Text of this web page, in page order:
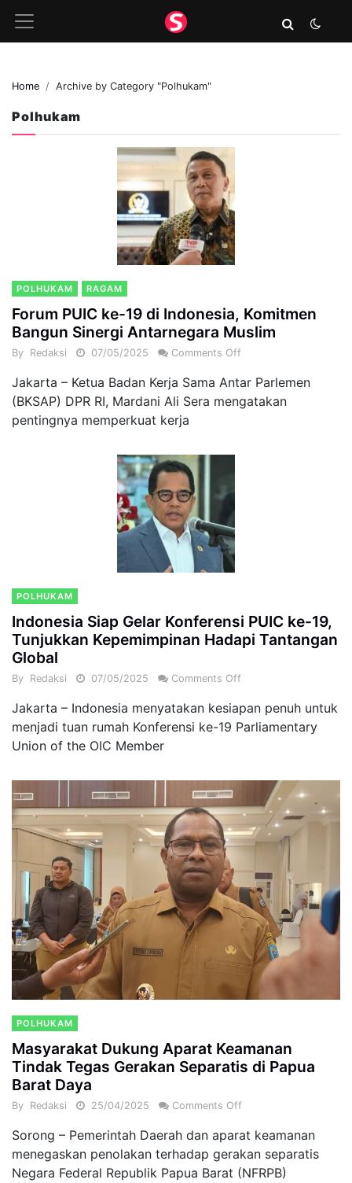
Home Archive by Category "Polhukam"
Polhukam
POLHUKAM RAGAM
Forum PUIC ke-19 di Indonesia, Komitmen
Bangun Sinergi Antarnegara Muslim
By Redaksi 07/05/2025 Comments Off
Jakarta – Ketua Badan Kerja Sama Antar Parlemen
(BKSAP) DPR RI, Mardani Ali Sera mengatakan
pentingnya memperkuat kerja
POLHUKAM
Indonesia Siap Gelar Konferensi PUIC ke-19,
Tunjukkan Kepemimpinan Hadapi Tantangan
Global
By Redaksi 07/05/2025 Comments Off
Jakarta – Indonesia menyatakan kesiapan penuh untuk
menjadi tuan rumah Konferensi ke-19 Parliamentary
Union of the OIC Member
POLHUKAM
Masyarakat Dukung Aparat Keamanan
Tindak Tegas Gerakan Separatis di Papua
Barat Daya
By Redaksi 25/04/2025 Comments Off
Sorong – Pemerintah Daerah dan aparat keamanan
menegaskan penolakan terhadap gerakan separatis
Negara Federal Republik Papua Barat (NFRPB)